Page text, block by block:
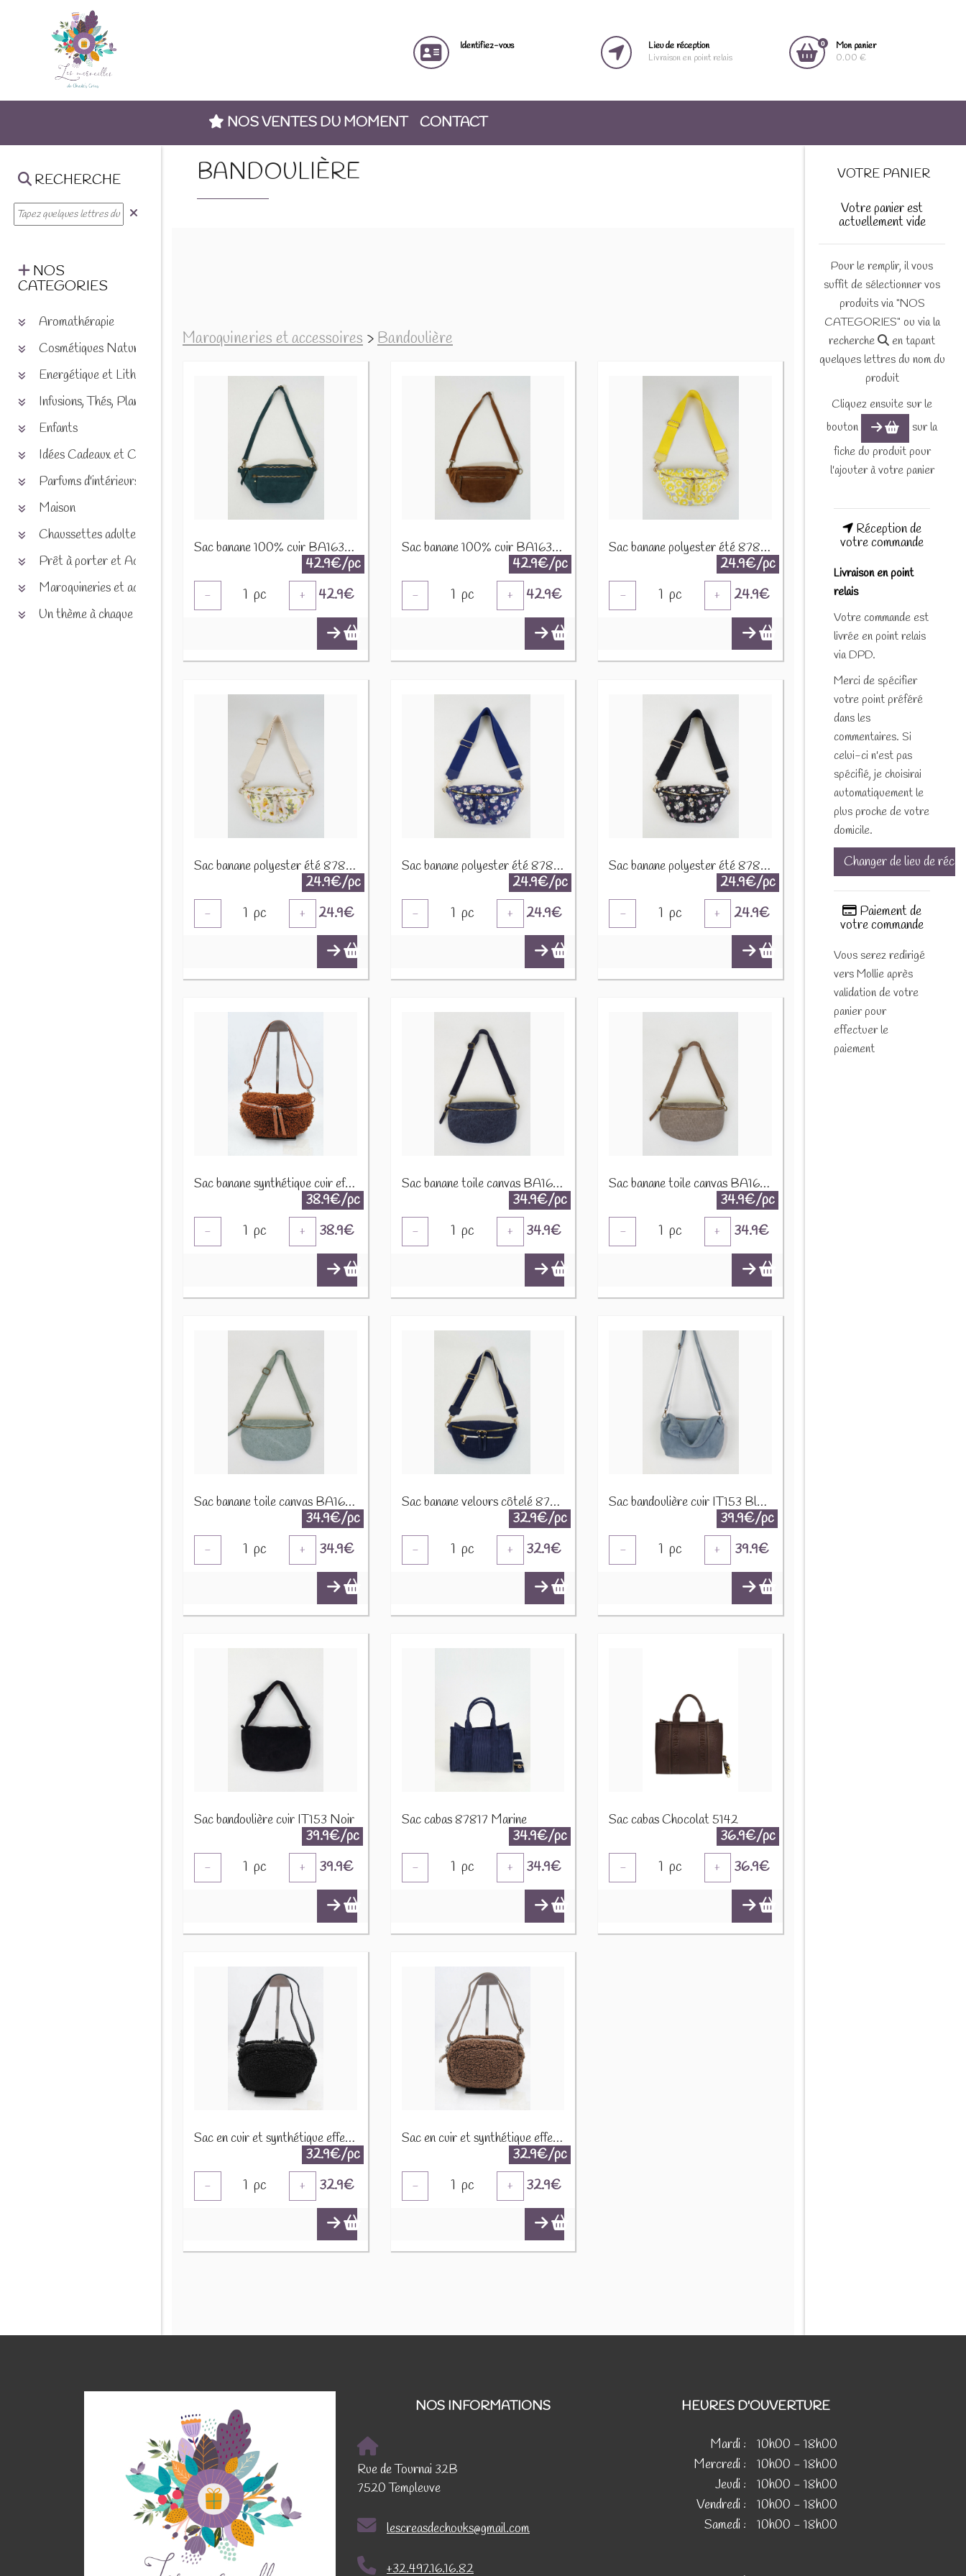
Identifiez-vous
Lieu de réception
Livraison en point relais
0
Mon panier
0.00 €
NOS VENTES DU MOMENT CONTACT
RECHERCHE
NOS
CATEGORIES
Aromathérapie
Cosmétiques Naturels
Energétique et Lithothérapie
Infusions, Thés, Plantes et produits naturels
Enfants
Idées Cadeaux et Chèques
Parfums d'intérieurs
Maison
Chaussettes adultes et enfants
Prêt à porter et Accessoires
Maroquineries et accessoires
Un thème à chaque saison
BANDOULIÈRE
Maroquineries et accessoires >Bandoulière
Sac banane 100% cuir BA163Da Bleu canard
42.9€/pc
- 1 pc + 42.9€
Sac banane 100% cuir BA163Da Cognac
42.9€/pc
- 1 pc + 42.9€
Sac banane polyester été 87808 Jaune citron
24.9€/pc
- 1 pc + 24.9€
Sac banane polyester été 87808 Jaune soleil
24.9€/pc
- 1 pc + 24.9€
Sac banane polyester été 87808 Marine
24.9€/pc
- 1 pc + 24.9€
Sac banane polyester été 87808 Noir
24.9€/pc
- 1 pc + 24.9€
Sac banane synthétique cuir effet mouton CUIR-IT-876-3 Marron
38.9€/pc
- 1 pc + 38.9€
Sac banane toile canvas BA166 Marine
34.9€/pc
- 1 pc + 34.9€
Sac banane toile canvas BA166 Taupe
34.9€/pc
- 1 pc + 34.9€
Sac banane toile canvas BA166 Vert d'eau
34.9€/pc
- 1 pc + 34.9€
Sac banane velours côtelé 87782-2 Marine
32.9€/pc
- 1 pc + 32.9€
Sac bandoulière cuir IT153 Bleu ciel
39.9€/pc
- 1 pc + 39.9€
Sac bandoulière cuir IT153 Noir
39.9€/pc
- 1 pc + 39.9€
Sac cabas 87817 Marine
34.9€/pc
- 1 pc + 34.9€
Sac cabas Chocolat 5142
36.9€/pc
- 1 pc + 36.9€
Sac en cuir et synthétique effet mouton CUIR-IT-939 Noir
32.9€/pc
- 1 pc + 32.9€
Sac en cuir et synthétique effet mouton CUIR-IT-939 Marron foncé
32.9€/pc
- 1 pc + 32.9€
VOTRE PANIER
Votre panier est
actuellement vide
Pour le remplir, il vous
suffit de sélectionner vos
produits via "NOS
CATEGORIES" ou via la
recherche
en tapant
quelques lettres du nom du
produit
Cliquez ensuite sur le
bouton
sur la
fiche du produit pour
l'ajouter à votre panier
Réception de
votre commande
Livraison en point
relais
Votre commande est
livrée en point relais
via DPD.
Merci de spécifier
votre point préféré
dans les
commentaires. Si
celui-ci n'est pas
spécifié, je choisirai
automatiquement le
plus proche de votre
domicile.
Changer de lieu de
Paiement de
votre commande
Vous serez redirigé
vers Mollie après
validation de votre
panier pour
effectuer le
paiement
NOS INFORMATIONS
Rue de Tournai 32B
7520 Templeuve
lescreasdechouks@gmail.com
+32.497.16.16.82
HEURES D'OUVERTURE
Mardi :
10h00 - 18h00
Mercredi :
10h00 - 18h00
Jeudi :
10h00 - 18h00
Vendredi :
10h00 - 18h00
Samedi :
10h00 - 18h00